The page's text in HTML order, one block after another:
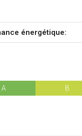
énergétique:
A B